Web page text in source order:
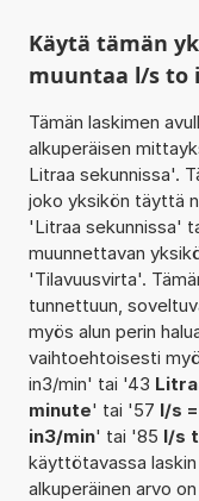
Käytä tämän
muuntaa l/s to
Tämän laskimen
alkuperäisen
Litraa sekunnissa'.
joko yksikön täyttä
'Litraa sekunnissa'
muunnettavan
'Tilavuusvirta'.
tunnettuun,
myös alun perin
vaihtoehtoisesti
in3/min' tai '43
minute' tai '57 l/s
in3/min' tai '85 l/s
käyttötavassa
alkuperäinen arvo